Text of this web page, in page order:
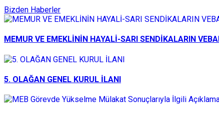
Bizden Haberler
MEMUR VE EMEKLİNİN HAYALİ-SARI SENDİKALARIN
5. OLAĞAN GENEL KURUL İLANI